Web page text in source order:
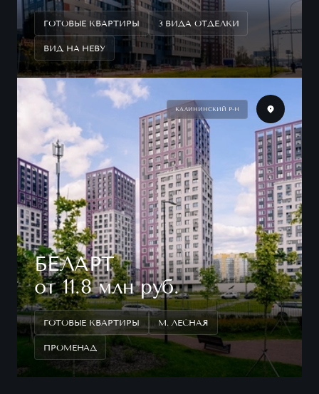
ГОТОВЫЕ КВАРТИРЫ 3 ВИДА ОТДЕЛКИ
ВИД НА НЕВУ
КАЛИНИНСКИЙ Р-Н
БЕЛАРТ
от 11.8 млн руб.
ГОТОВЫЕ КВАРТИРЫ М. ЛЕСНАЯ
ПРОМЕНАД